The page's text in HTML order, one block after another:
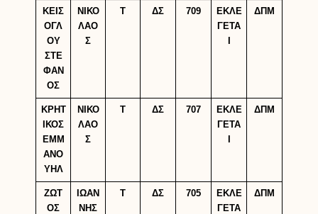
ΚΕΙΣ
ΟΓΛ
ΟΥ
ΣΤΕ
ΦΑΝ
ΟΣ
ΝΙΚΟ
ΛΑΟ
Σ
Τ ΔΣ 709
ΕΚΛΕ
ΓΕΤΑ
ΔΠΜ
ΚΡΗΤ
ΙΚΟΣ
ΕΜΜ
ΑΝΟ
ΥΗΛ
ΝΙΚΟ
ΛΑΟ
Σ
Τ ΔΣ 707
ΕΚΛΕ
ΓΕΤΑ
ΔΠΜ
ΖΩΤ
ΟΣ
ΙΩΑΝ
ΝΗΣ
Τ ΔΣ 705
ΕΚΛΕ
ΓΕΤΑ
ΔΠΜ